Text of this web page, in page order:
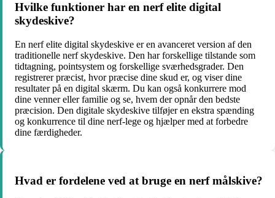
Hvilke funktioner har en nerf elite digital
skydeskive?
En nerf elite digital skydeskive er en avanceret version af den
traditionelle nerf skydeskive. Den har forskellige tilstande som
tidtagning, pointsystem og forskellige sværhedsgrader. Den
registrerer præcist, hvor præcise dine skud er, og viser dine
resultater på en digital skærm. Du kan også konkurrere mod
dine venner eller familie og se, hvem der opnår den bedste
præcision. Den digitale skydeskive tilføjer en ekstra spænding
og konkurrence til dine nerf-lege og hjælper med at forbedre
dine færdigheder.
Hvad er fordelene ved at bruge en nerf målskive?